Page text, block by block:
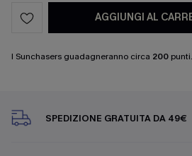
AGGIUNGI AL
I Sunchasers guadagneranno circa 200 punti.
SPEDIZIONE GRATUITA DA 49€